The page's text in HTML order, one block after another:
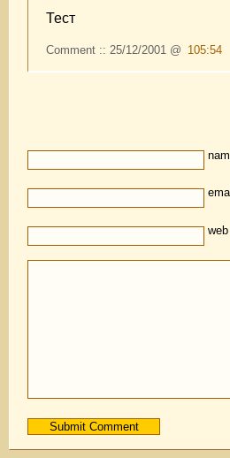
Тест
Comment :: 25/12/2001 @ 105:54